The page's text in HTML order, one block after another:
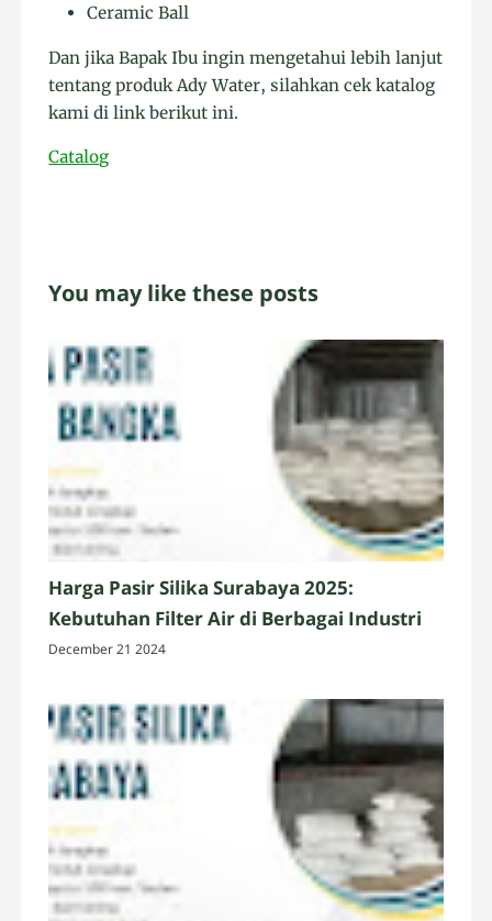
Ceramic Ball
Dan jika Bapak Ibu ingin mengetahui lebih lanjut
tentang produk Ady Water, silahkan cek katalog
kami di link berikut ini.
Catalog
You may like these posts
Harga Pasir Silika Surabaya 2025:
Kebutuhan Filter Air di Berbagai Industri
December 21 2024